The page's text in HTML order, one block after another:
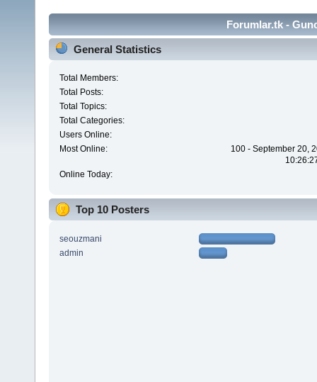
Forumlar.tk -
General Statistics
Total Members:
Total Posts:
Total Topics:
Total Categories:
Users Online:
Most Online:
100 - September 20,
Online Today:
Top 10 Posters
seouzmani
admin